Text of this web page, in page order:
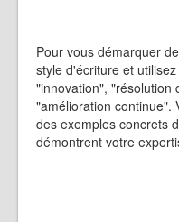
Pour vous démarquer
style d'écriture et
"innovation", "résolution
"amélioration continue".
des exemples concrets
démontrent votre